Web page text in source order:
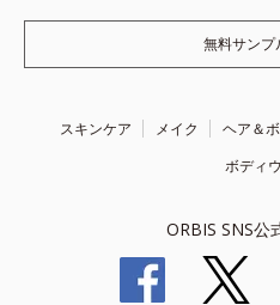
無料サンプ
スキンケア メイク ヘア＆
ボディ
ORBIS SNS公